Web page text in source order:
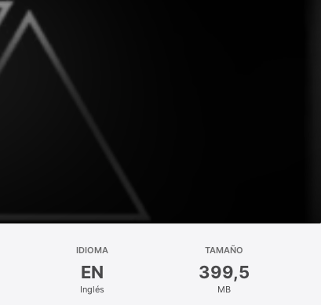
IDIOMA
EN
Inglés
TAMAÑO
399,5
MB